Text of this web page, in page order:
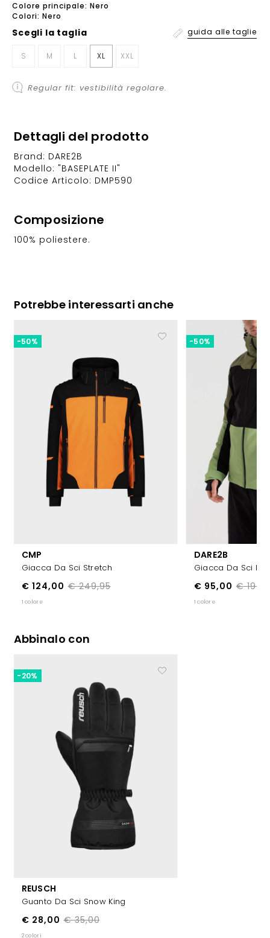
Colore principale: Nero
Colori: Nero
Scegli la taglia guida alle taglie
S M L XL XXL
Regular fit: vestibilità regolare.
Dettagli del prodotto
Brand: DARE2B
Modello: "BASEPLATE II"
Codice Articolo: DMP590
Composizione
100% poliestere.
Potrebbe interessarti anche
CMP
Giacca Da Sci Stretch
€ 249,95
€ 124,00
-50%
1 colore
DARE2B
Giacca Da Sci
€
€ 95,00
-50%
1 colore
Abbinalo con
REUSCH
Guanto Da Sci Snow King
€ 35,00
€ 28,00
-20%
2 colori